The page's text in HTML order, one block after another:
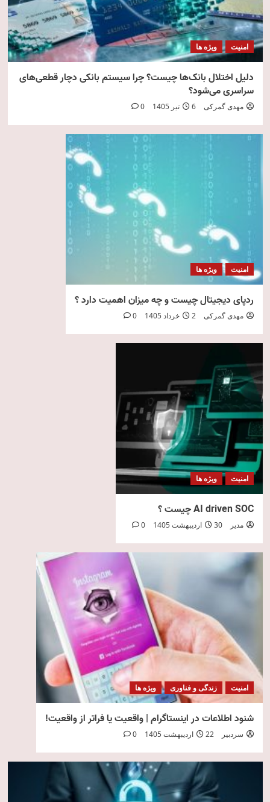
امنیت ویژه ها
دلیل اختلال بانک‌ها چیست؟ چرا سیستم بانکی دچار قطعی‌های
سراسری می‌شود؟
مهدی گمرکی 6 تیر 1405 0
امنیت ویژه ها
ردپای دیجیتال چیست و چه میزان اهمیت دارد ؟
مهدی گمرکی 2 خرداد 1405 0
امنیت ویژه ها
AI driven SOC چیست ؟
مدیر 30 اردیبهشت 1405 0
امنیت زندگی و فناوری ویژه ها
شنود اطلاعات در اینستاگرام | واقعیت یا فراتر از واقعیت!
سردبیر 22 اردیبهشت 1405 0